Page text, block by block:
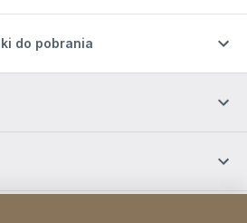
do pobrania